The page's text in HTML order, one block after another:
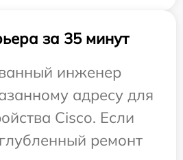
за 35 минут
инженер
адресу для
Cisco. Если
ремонт